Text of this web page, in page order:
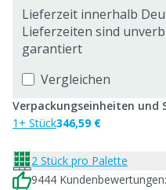
Lieferzeit innerhalb
Lieferzeiten sind
garantiert
Vergleichen
Verpackungseinheiten und
1+ Stück346,59 €
2 Stück pro Palette
9444